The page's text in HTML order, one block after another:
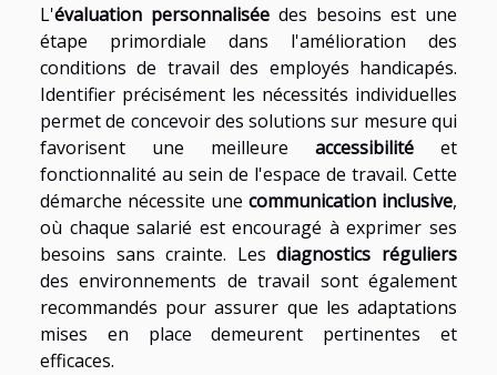
L'évaluation personnalisée des besoins est une
étape primordiale dans l'amélioration des
conditions de travail des employés handicapés.
Identifier précisément les nécessités individuelles
permet de concevoir des solutions sur mesure qui
favorisent une meilleure accessibilité et
fonctionnalité au sein de l'espace de travail. Cette
démarche nécessite une communication inclusive,
où chaque salarié est encouragé à exprimer ses
besoins sans crainte. Lesdiagnostics réguliers
des environnements de travail sont également
recommandés pour assurer que les adaptations
mises en place demeurent pertinentes et
efficaces.